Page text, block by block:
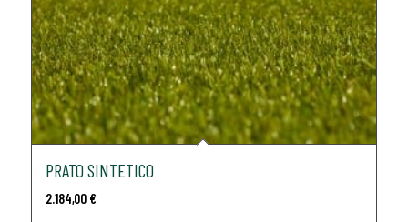
PRATO SINTETICO
2.184,00 €